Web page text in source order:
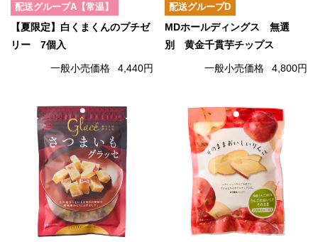
配送グループA【常温】
【夏限定】白くまくんのプチゼ
リー 7個入
一般小売価格 4,440円
配送グループD
MDホールディングス 無選
別 黄金千貫芋チップス
一般小売価格 4,800円